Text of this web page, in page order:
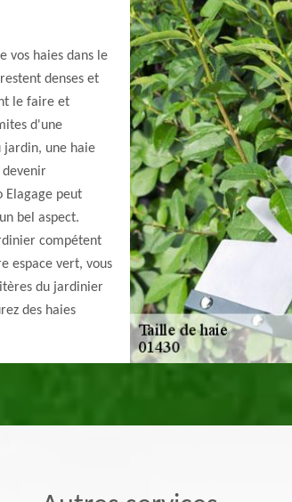
vos haies dans le
denses et
le faire et
d'une
une haie
devenir
Elagage peut
bel aspect.
compétent
espace vert, vous
du jardinier
des haies